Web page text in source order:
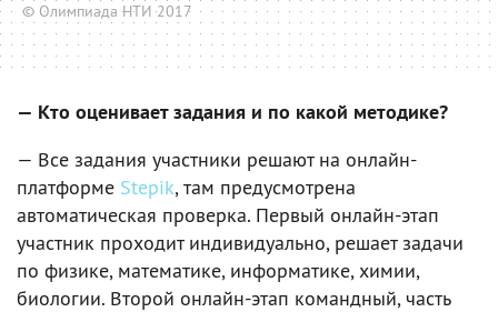
© Олимпиада НТИ 2017
— Кто оценивает задания и по какой методике?
— Все задания участники решают на онлайн-
платформе Stepik, там предусмотрена
автоматическая проверка. Первый онлайн-этап
участник проходит индивидуально, решает задачи
по физике, математике, информатике, химии,
биологии. Второй онлайн-этап командный, часть